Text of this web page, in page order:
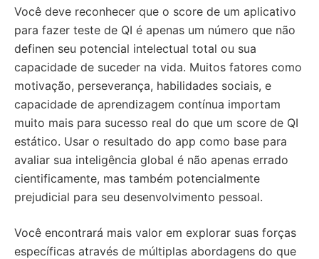
Você deve reconhecer que o score de um aplicativo
para fazer teste de QI é apenas um número que não
definen seu potencial intelectual total ou sua
capacidade de suceder na vida. Muitos fatores como
motivação, perseverança, habilidades sociais, e
capacidade de aprendizagem contínua importam
muito mais para sucesso real do que um score de QI
estático. Usar o resultado do app como base para
avaliar sua inteligência global é não apenas errado
cientificamente, mas também potencialmente
prejudicial para seu desenvolvimento pessoal.
Você encontrará mais valor em explorar suas forças
específicas através de múltiplas abordagens do que